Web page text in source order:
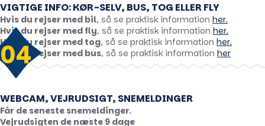
VIGTIGE INFO: KØR-SELV, BUS, TOG ELLER FLY
Hvis du rejser med bil, så se praktisk information her.
Hvis du rejser med fly, så se praktisk information her.
Hvis du rejser med tog, så se praktisk information her.
Hvis du rejser med bus, så se praktisk information her
04
WEBCAM, VEJRUDSIGT, SNEMELDINGER
Får de seneste snemeldinger.
Vejrudsigten de næste 9 dage